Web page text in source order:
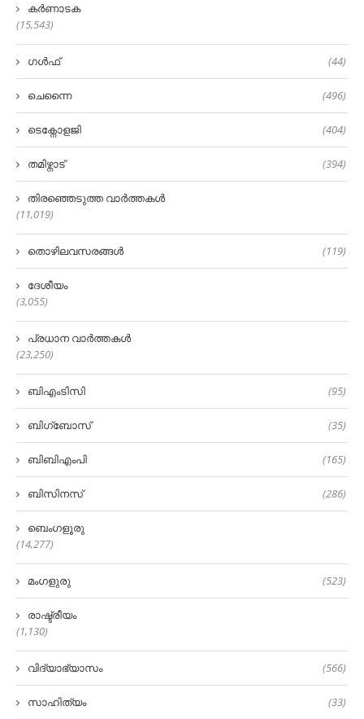
കർണാടക
(15,543)
ഗൾഫ് (44)
ചെന്നൈ (496)
ടെക്നോളജി (404)
തമിഴ്നാട് (394)
തിരഞ്ഞെടുത്ത വാർത്തകൾ
(11,019)
തൊഴിലവസരങ്ങൾ (119)
ദേശീയം
(3,055)
പ്രധാന വാർത്തകൾ
(23,250)
ബിഎംടിസി (95)
ബിഗ്‌ബോസ് (35)
ബിബിഎംപി (165)
ബിസിനസ് (286)
ബെംഗളൂരു
(14,277)
മംഗളുരു (523)
രാഷ്ട്രീയം
(1,130)
വിദ്യാഭ്യാസം (566)
സാഹിത്യം (33)